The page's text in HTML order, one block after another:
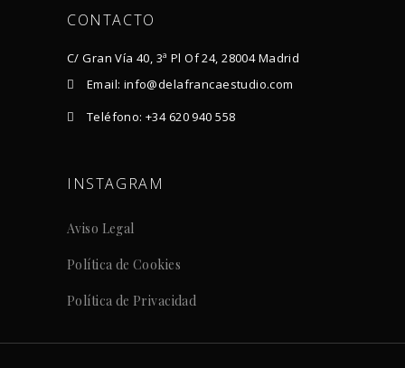
CONTACTO
C/ Gran Vía 40, 3ª Pl Of 24, 28004 Madrid
Email: info@delafrancaestudio.com
Teléfono: +34 620 940 558
INSTAGRAM
Aviso Legal
Política de Cookies
Política de Privacidad